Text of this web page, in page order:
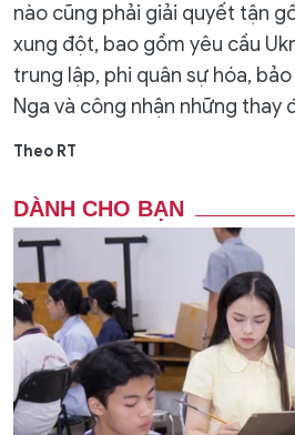
nào cũng phải giải quyết tận
xung đột, bao gồm yêu cầu
trung lập, phi quân sự hóa,
Nga và công nhận những thay
Theo RT